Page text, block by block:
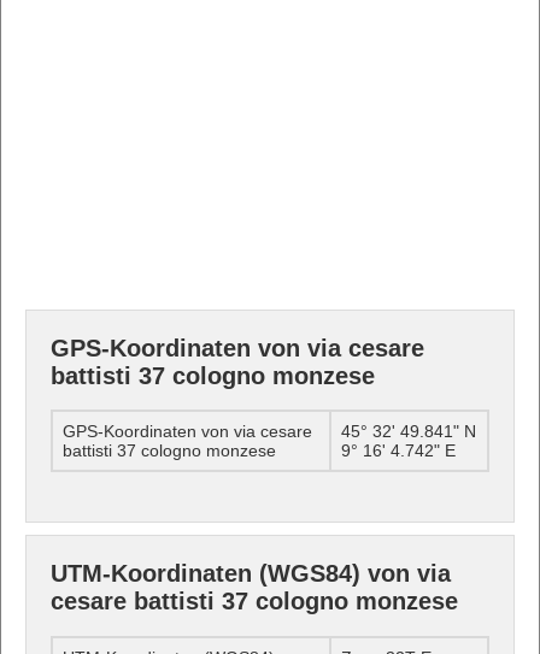
GPS-Koordinaten von via cesare
battisti 37 cologno monzese
GPS-Koordinaten von via cesare
battisti 37 cologno monzese
45° 32' 49.841" N
9° 16' 4.742" E
UTM-Koordinaten (WGS84) von via
cesare battisti 37 cologno monzese